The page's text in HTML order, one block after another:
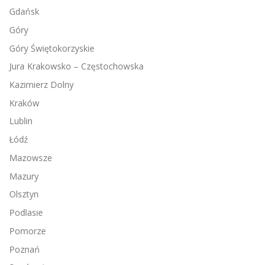
Gdańsk
Góry
Góry Świętokorzyskie
Jura Krakowsko – Częstochowska
Kazimierz Dolny
Kraków
Lublin
Łódź
Mazowsze
Mazury
Olsztyn
Podlasie
Pomorze
Poznań